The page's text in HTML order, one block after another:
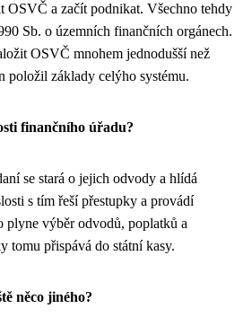
OSVČ a začít podnikat. Všechno tehdy
Sb. o územních finančních orgánech.
OSVČ mnohem jednodušší než
položil základy celýho systému.
finančního úřadu?
se stará o jejich odvody a hlídá
s tím řeší přestupky a provádí
plyne výběr odvodů, poplatků a
tomu přispává do státní kasy.
něco jiného?